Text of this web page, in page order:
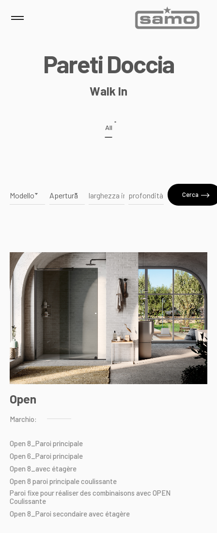
ParetiDoccia
Walk In
All
*
Cerca
Open
Marchio:
Open 8_Paroi principale
Open 6_Paroi principale
Open 8_avec étagère
Open 8 paroi principalecoulissante
Paroi fixepourréaliserdes combinaisons avec OPEN
Coulissante
Open 8_Paroi secondaireavec étagère